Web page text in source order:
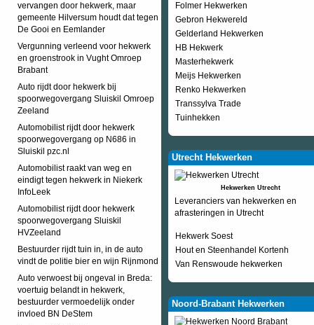
vervangen door hekwerk, maar
gemeente Hilversum houdt dat tegen
De Gooi en Eemlander
Vergunning verleend voor hekwerk
en groenstrook in Vught Omroep
Brabant
Auto rijdt door hekwerk bij
spoorwegovergang Sluiskil Omroep
Zeeland
Automobilist rijdt door hekwerk
spoorwegovergang op N686 in
Sluiskil pzc.nl
Automobilist raakt van weg en
eindigt tegen hekwerk in Niekerk
InfoLeek
Automobilist rijdt door hekwerk
spoorwegovergang Sluiskil
HVZeeland
Bestuurder rijdt tuin in, in de auto
vindt de politie bier en wijn Rijnmond
Auto verwoest bij ongeval in Breda:
voertuig belandt in hekwerk,
bestuurder vermoedelijk onder
invloed BN DeStem
Folmer Hekwerken
Gebron Hekwereld
Gelderland Hekwerken
HB Hekwerk
Masterhekwerk
Meijs Hekwerken
Renko Hekwerken
Transsylva Trade
Tuinhekken
Utrecht Hekwerken
Hekwerken Utrecht
Leveranciers van hekwerken en
afrasteringen in Utrecht
Hekwerk Soest
Hout en Steenhandel Kortenh
Van Renswoude hekwerken
Noord-Brabant Hekwerken